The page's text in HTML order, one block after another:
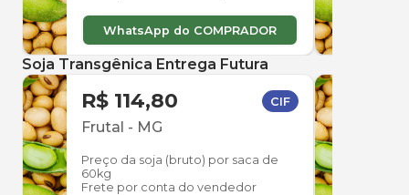
WhatsApp do COMPRADOR
Soja Transgênica Entrega Futura
R$ 114,80 CIF
Frutal - MG
Preço da soja (bruto) por saca de
60kg
Frete por conta do vendedor